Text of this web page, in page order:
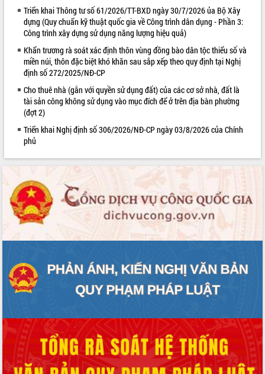
Kỳ họp thứ Hai, Hội đồng nhân dân
tỉnh khóa XI quyết nghị nhiều nội dung
quan trọng
Bí thư Tỉnh ủy Lương Nguyễn Minh
Triết thăm, tặng quà người có công với
cách mạng
Rà soát, hoàn thiện hệ thống thiết chế
văn hóa, thể thao đáp ứng yêu cầu
phát triển mới
mặt Đoàn chuyên gia y tế TP. Hồ Chí
Minh
Lễ truy điệu và an táng hài cốt liệt sĩ
tại Nghĩa trang Liệt sĩ xã Sơn Hòa
Bàn giải pháp tháo gỡ khó khăn trong
xuất khẩu sầu riêng và triển khai quy
định EUDR
Thứ trưởng Bộ Nông nghiệp và Môi
sầu riêng tại Đắk Lắk
Trình diễn nghệ thuật chế biến các
món ăn từ sầu riêng
Ngành cá ngừ Đắk Lắk chủ động thích
ứng để giữ vững thị trường xuất khẩu
Diễn đàn Kinh tế tư nhân Việt Nam đột
phá cơ chế - Hợp tác công tư
ALBUM ẢNH
LIÊN KẾT WEB
Triển khai Thông tư số 61/2026/TT-BXD ngày 30/7/2026 ủa Bộ Xây
dựng (Quy chuẩn kỹ thuật quốc gia về Công trình dân dụng - Phần 3:
Công trình xây dựng sử dụng năng lượng hiệu quả)
Khẩn trương rà soát xác định thôn vùng đồng bào dân tộc thiểu số và
miền núi, thôn đặc biệt khó khăn sau sắp xếp theo quy định tại Nghị
định số 272/2025/NĐ-CP
Cho thuê nhà (gắn với quyền sử dụng đất) của các cơ sở nhà, đất là
tài sản công không sử dụng vào mục đích để ở trên địa bàn phường
(đợt 2)
Triển khai Nghị định số 306/2026/NĐ-CP ngày 03/8/2026 của Chính
phủ